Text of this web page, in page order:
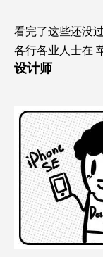
看完了这些还没
各行各业人士在
设计师